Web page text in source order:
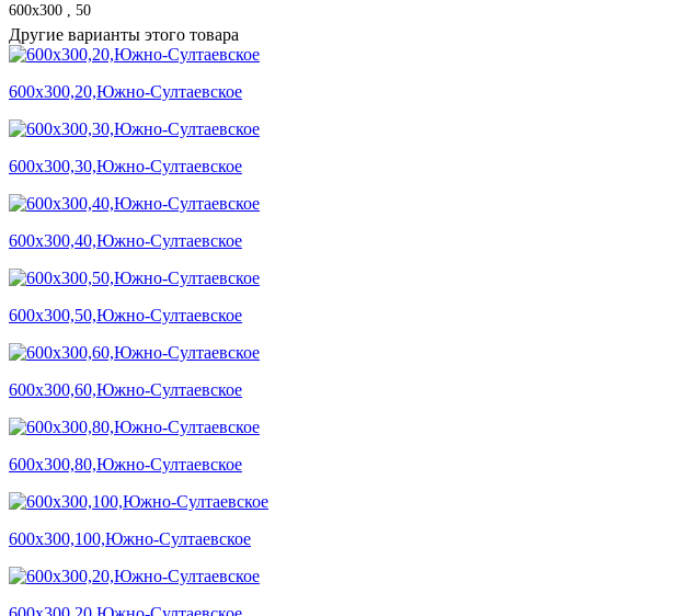
600х300 , 50
Другие варианты этого товара
600х300,20,Южно-Султаевское
600х300,30,Южно-Султаевское
600х300,40,Южно-Султаевское
600х300,50,Южно-Султаевское
600х300,60,Южно-Султаевское
600х300,80,Южно-Султаевское
600х300,100,Южно-Султаевское